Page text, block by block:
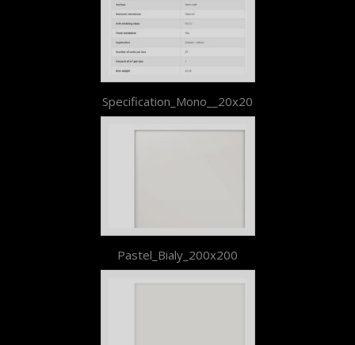
Specification_Mono__20x20
Pastel_Bialy_200x200